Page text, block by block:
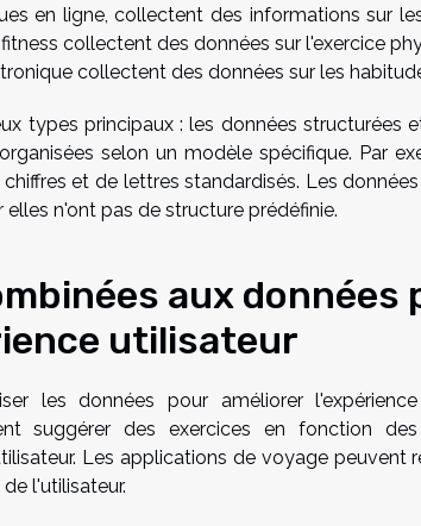
en ligne, collectent des informations sur
collectent des données sur l'exercice
collectent des données sur les
types principaux : les données structurées
selon un modèle spécifique. Par
et de lettres standardisés. Les
n'ont pas de structure prédéfinie.
aux données
utilisateur
les données pour améliorer
suggérer des exercices en fonction
Les applications de voyage peuvent
l'utilisateur.